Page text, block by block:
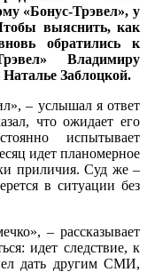
«Бонус-Трэвел», у
выяснить, как
обратились к
Владимиру
Заблоцкой.
– услышал я ответ
что ожидает его
испытывает
идет планомерное
приличия. Суд же –
в ситуации без
– рассказывает
идет следствие, к
дать другим СМИ,